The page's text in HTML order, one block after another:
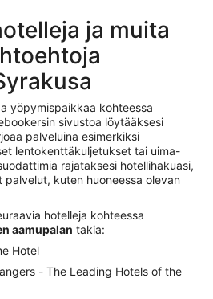
ja muita
yöpymispaikkaa kohteessa
sivustoa löytääksesi
palveluina esimerkiksi
lentokenttäkuljetukset tai uima-
rajataksesi hotellihakuasi,
palvelut, kuten huoneessa olevan
hotelleja kohteessa
aamupalan takia:
Hotel
- The Leading Hotels of the